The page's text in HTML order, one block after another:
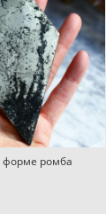
форме ромба